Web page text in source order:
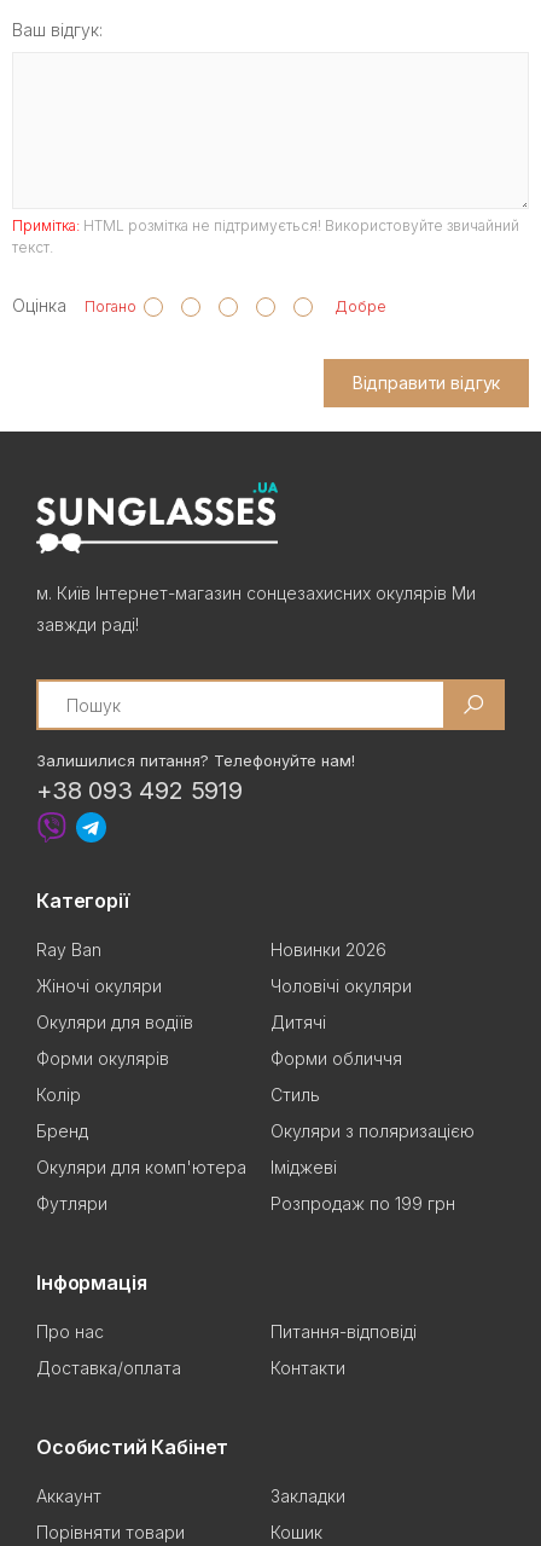
Ваш відгук:
Примітка: HTML розмітка не підтримується! Використовуйте звичайний
текст.
Оцінка Погано Добре
Відправити відгук
м. Київ Інтернет-магазин сонцезахисних окулярів Ми
завжди раді!
Search
Залишилися питання? Телефонуйте нам!
+38 093 492 5919
Категорії
Ray Ban
Новинки 2026
Жіночі окуляри
Чоловічі окуляри
Окуляри для водіїв
Дитячі
Форми окулярів
Форми обличчя
Колір
Стиль
Бренд
Окуляри з поляризацією
Окуляри для комп'ютера
Іміджеві
Футляри
Розпродаж по 199 грн
Інформація
Про нас
Питання-відповіді
Доставка/оплата
Контакти
Особистий Кабінет
Аккаунт
Закладки
Порівняти товари
Кошик